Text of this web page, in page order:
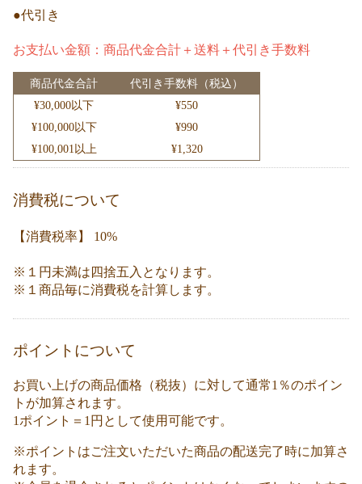
●代引き
お支払い金額：商品代金合計＋送料＋代引き手数料
商品代金合計
代引き手数料（税込）
¥30,000以下
¥550
¥100,000以下
¥990
¥100,001以上
¥1,320
消費税について
【消費税率】 10%
※１円未満は四捨五入となります。
※１商品毎に消費税を計算します。
ポイントについて
お買い上げの商品価格（税抜）に対して通常1％のポイン
トが加算されます。
1ポイント＝1円として使用可能です。
※ポイントはご注文いただいた商品の配送完了時に加算さ
れます。